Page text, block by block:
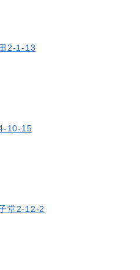
2-1-13
10-15
堂2-12-2